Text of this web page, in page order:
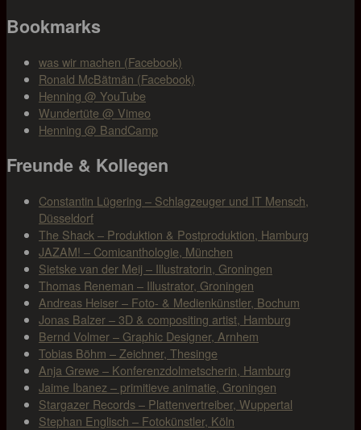
Bookmarks
was wir machen (Facebook)
Ronald McBätmän (Facebook)
Henning @ YouTube
Wundertüte @ Vimeo
Henning @ BandCamp
Freunde & Kollegen
Constantin Lügering – Schlagzeuger und IT Mensch,
Düsseldorf
The Shack – Produktion & Postproduktion, Hamburg
JAZAM! – Comicanthologie, München
Sietske van der Meij – Illustratorin, Groningen
Thomas Reneman – Illustrator, Groningen
Andreas Heiser – Foto- & Medienkünstler, Bochum
Jonas Balzer – 3D & compositing artist, Hamburg
Bernd Volmer – Graphic Designer, Arnhem
Tobias Böhm – Zeichner, Thesinge
Anja Grewe – Konferenzdolmetscherin, Hamburg
Jaime Ibanez – primitieve animatie, Groningen
Stargazer Records – Plattenvertreiber, Wuppertal
Stephan Englisch – Fotokünstler, Köln